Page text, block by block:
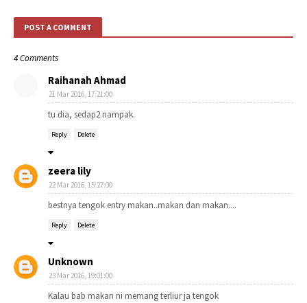
POST A COMMENT
4 Comments
Raihanah Ahmad
21 Mar 2016, 17:21:00
tu dia, sedap2 nampak.
Reply Delete
zeera lily
22 Mar 2016, 15:27:00
bestnya tengok entry makan..makan dan makan....
Reply Delete
Unknown
23 Mar 2016, 19:01:00
Kalau bab makan ni memang terliur ja tengok